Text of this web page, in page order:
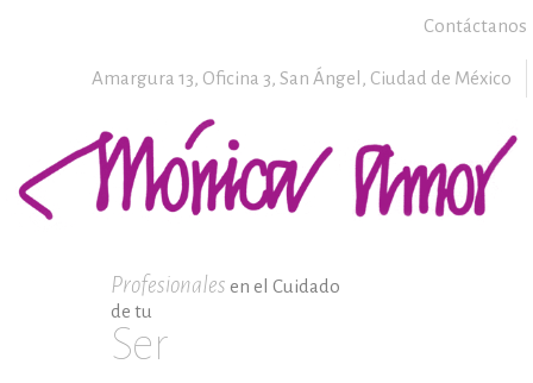
Contáctanos
Amargura 13, Oficina 3, San Ángel, Ciudad de México
Profesionales en el Cuidado
de tu
Ser